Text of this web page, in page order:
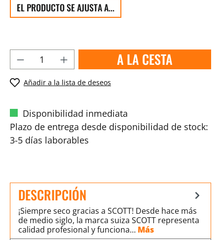
EL PRODUCTO SE AJUSTA A...
A LA CESTA
Añadir a la lista de deseos
Disponibilidad inmediata
Plazo de entrega desde disponibilidad de stock:
3-5 días laborables
DESCRIPCIÓN
¡Siempre seco gracias a SCOTT! Desde hace más
de medio siglo, la marca suiza SCOTT representa
calidad profesional y funciona… Más